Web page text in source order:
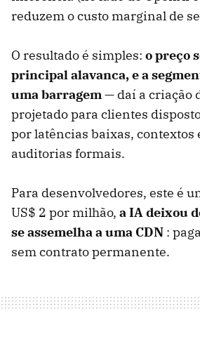
reduzem o custo marginal de
O resultado é simples: o preço
principal alavanca, e a
uma barragem— daí a criação
projetado para clientes
por latências baixas, contextos
auditorias formais.
Para desenvolvedores, este é
US$ 2 por milhão, a IA deixou
se assemelha a uma CDN :
sem contrato permanente.